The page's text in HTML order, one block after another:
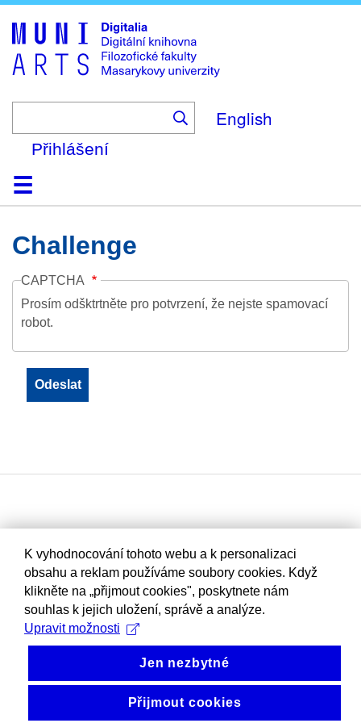
to
main
content
English
Přihlášení
DomůKolekce
Prohlížení
Vyhledávání
O platformě
Nápověda
KontaktDigitalia
Challenge
CAPTCHA
Prosím odšktrtněte pro potvrzení, že nejste spamovací
robot.
K vyhodnocování tohoto webu a k personalizaci
obsahu a reklam používáme soubory cookies. Když
klikněte na „přijmout cookies", poskytnete nám
souhlas k jejich uložení, správě a analýze.
Upravit možnosti
Jen nezbytné
Přijmout cookies